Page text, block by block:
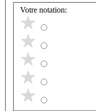
Votre notation: